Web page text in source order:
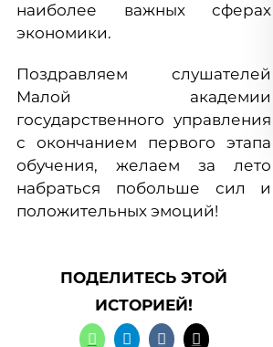
наиболее важных сферах
экономики.
Поздравляем слушателей
Малой академии
государственного управления
с окончанием первого этапа
обучения, желаем за лето
набраться побольше сил и
положительных эмоций!
ПОДЕЛИТЕСЬ ЭТОЙ
ИСТОРИЕЙ!